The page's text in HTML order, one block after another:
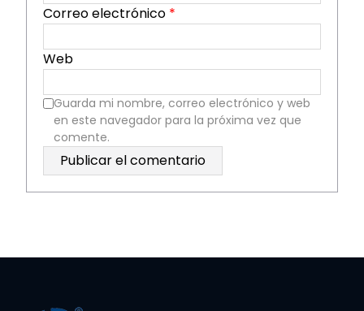
Correo electrónico *
Web
Guarda mi nombre, correo electrónico y web
en este navegador para la próxima vez que
comente.